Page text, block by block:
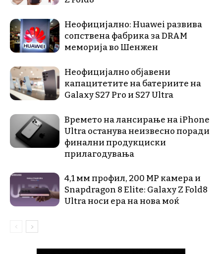
Неофицијално: Huawei развива
сопствена фабрика за DRAM
меморија во Шенжен
Неофицијално објавени
капацитетите на батериите на
Galaxy S27 Pro и S27 Ultra
Времето на лансирање на iPhone
Ultra останува неизвесно поради
финални продукциски
прилагодувања
4,1 мм профил, 200 MP камера и
Snapdragon 8 Elite: Galaxy Z Fold8
Ultra носи ера на нова моќ